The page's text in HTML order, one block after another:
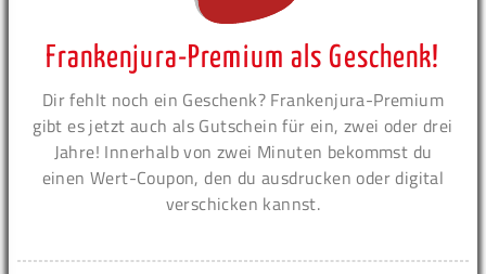
Frankenjura-Premium als Geschenk!
Dir fehlt noch ein Geschenk? Frankenjura-Premium
gibt es jetzt auch als Gutschein für ein, zwei oder drei
Jahre! Innerhalb von zwei Minuten bekommst du
einen Wert-Coupon, den du ausdrucken oder digital
verschicken kannst.